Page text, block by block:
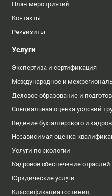
План мероприятий
Контакты
Реквизиты
Услуги
Экспертиза и сертификация
Международное и
Деловое образование и
Специальная оценка условий
Ведение бухгалтерского и
Независимая оценка
Услуги по экологии
Кадровое обеспечение
Юридические услуги
Классификация гостиниц